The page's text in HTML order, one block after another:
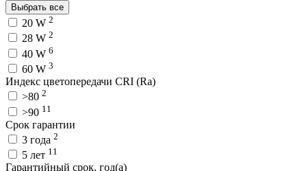
Выбрать все
20 W 2
28 W 2
40 W 6
60 W 3
Индекс цветопередачи CRI (Ra)
>80 2
>90 11
Срок гарантии
3 года 2
5 лет 11
Гарантийный срок, год(а)